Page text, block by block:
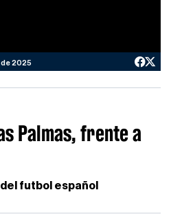
de 2025
Palmas, frente a
futbol español